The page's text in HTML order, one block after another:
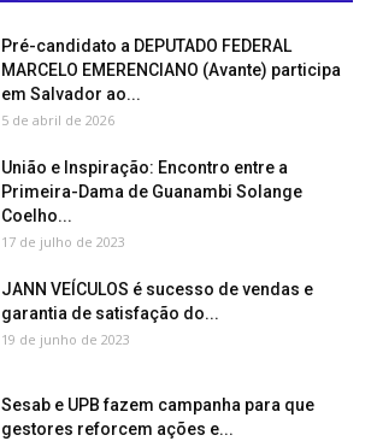
Pré-candidato a DEPUTADO FEDERAL
MARCELO EMERENCIANO (Avante) participa
em Salvador ao...
5 de abril de 2026
União e Inspiração: Encontro entre a
Primeira-Dama de Guanambi Solange
Coelho...
17 de julho de 2023
JANN VEÍCULOS é sucesso de vendas e
garantia de satisfação do...
19 de junho de 2023
Sesab e UPB fazem campanha para que
gestores reforcem ações e...